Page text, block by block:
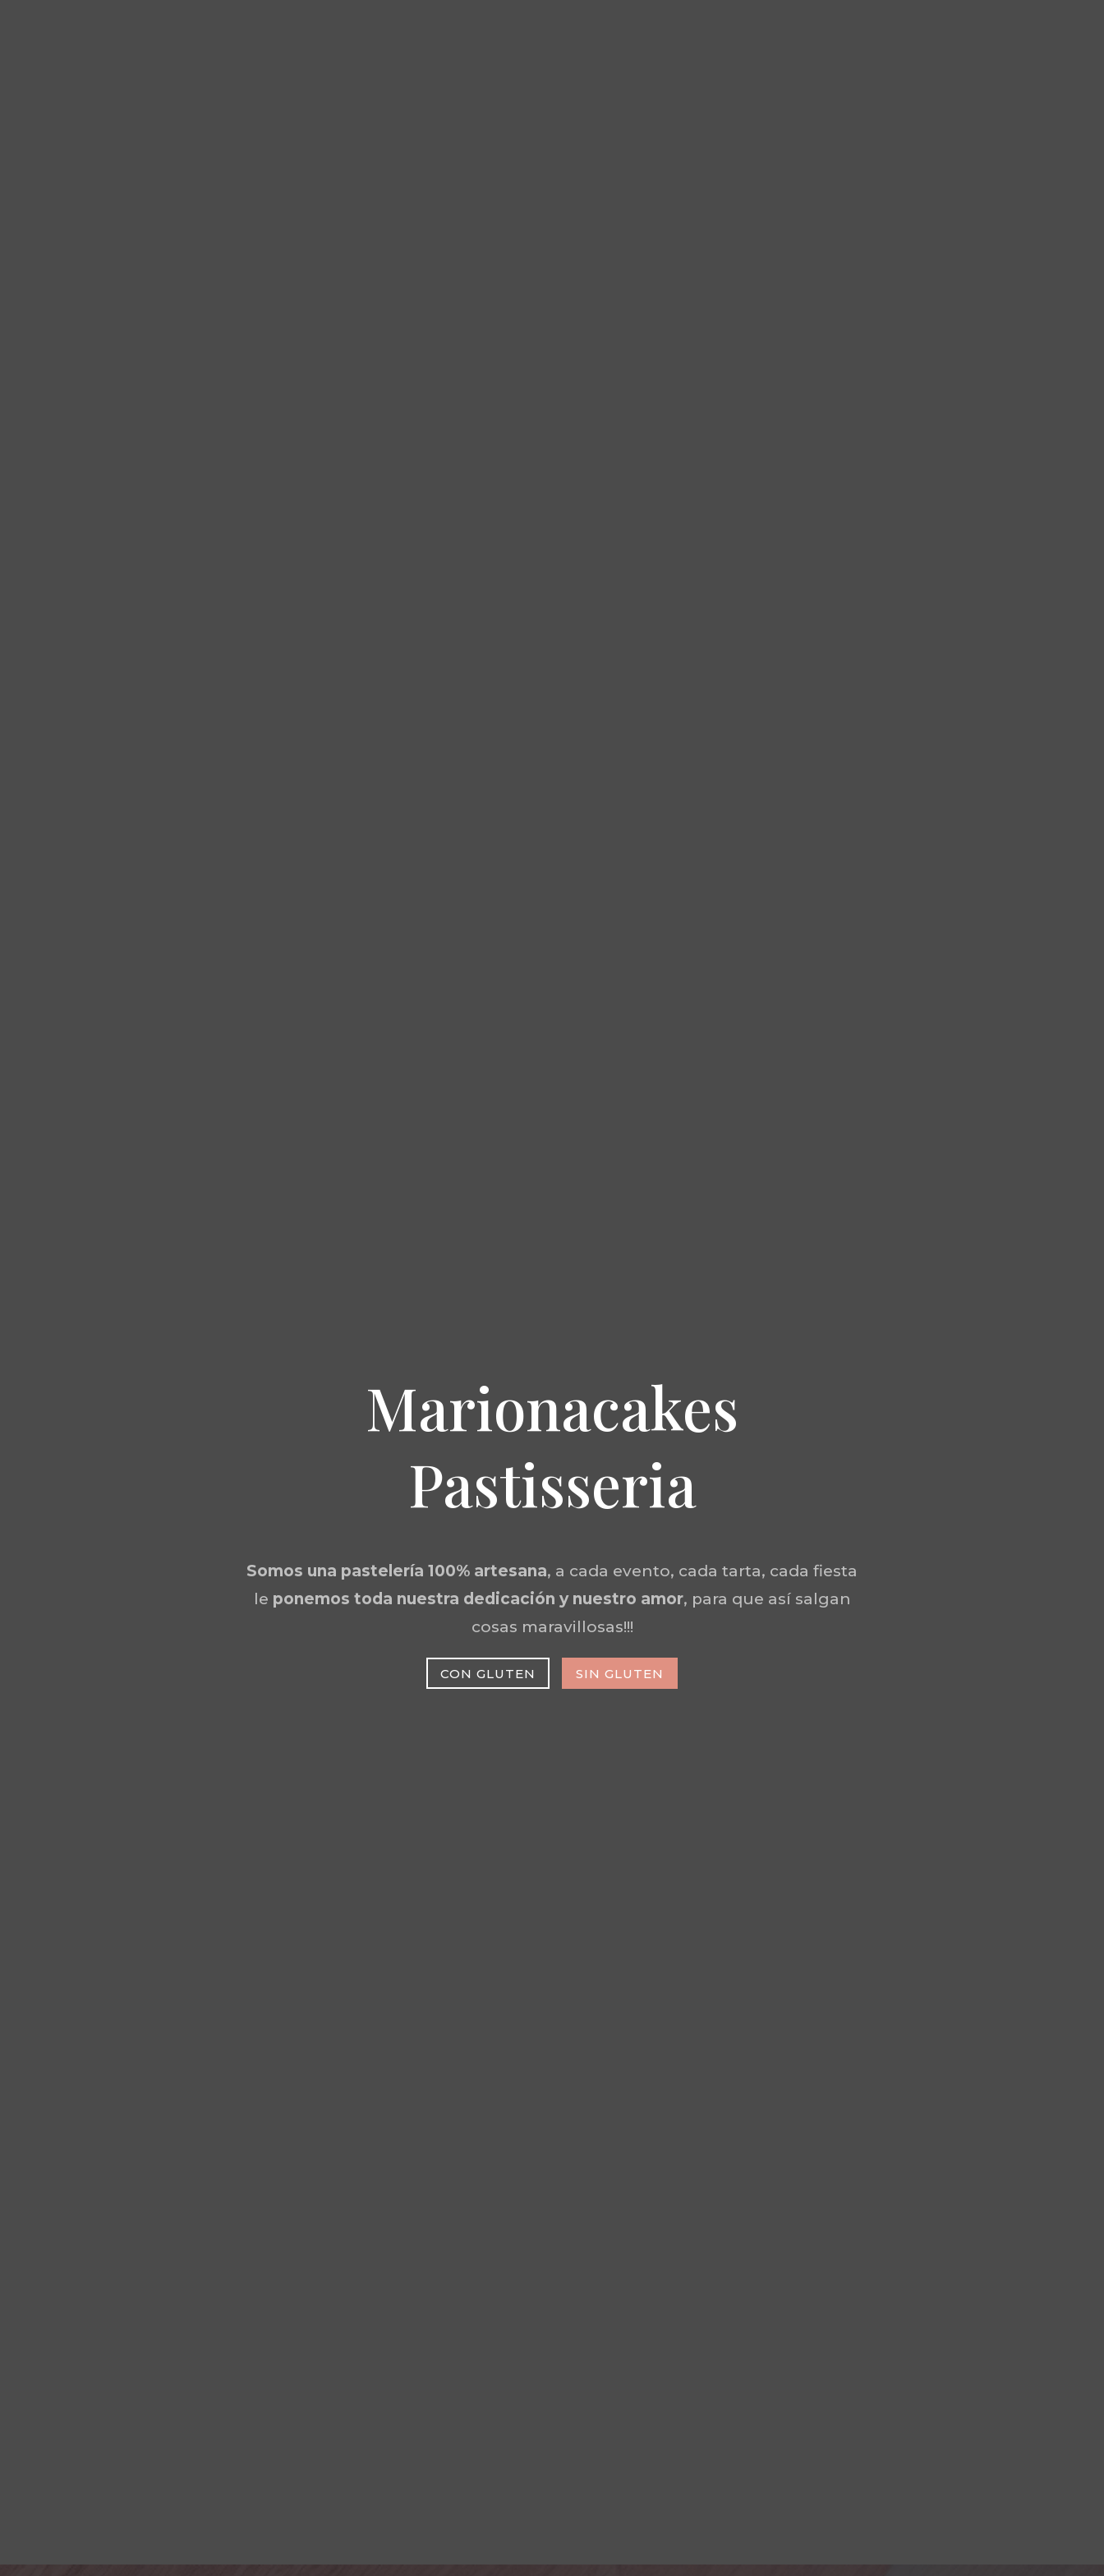
Marionacakes
Pastisseria
Somos una pastelería 100% artesana, a cada evento, cada tarta, cada fiesta
le ponemos toda nuestra dedicación y nuestro amor, para que así salgan
cosas maravillosas!!!
CON GLUTEN SIN GLUTEN